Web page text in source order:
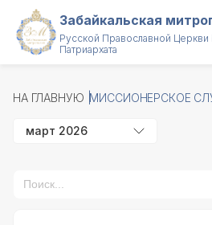
Забайкальская
Русской Православной
Патриархата
О митрополии
Митрополит
Новости
НА ГЛАВНУЮ МИССИОНЕРСКОЕ
март 2026